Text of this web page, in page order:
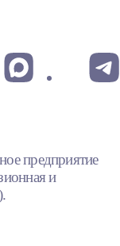
предприятие
и